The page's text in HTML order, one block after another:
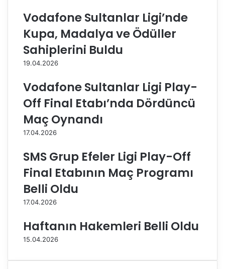
e
y
o
l
a
a
y
r
ı
l
ı
c
i
s
V
ı
B
y
u
r
n
Vodafone Sultanlar Ligi’nde
Kupa, Madalya ve Ödüller
Sahiplerini Buldu
19.04.2026
Vodafone Sultanlar Ligi Play-
Off Final Etabı’nda Dördüncü
Maç Oynandı
17.04.2026
SMS Grup Efeler Ligi Play-Off
Final Etabının Maç Programı
Belli Oldu
17.04.2026
Haftanın Hakemleri Belli Oldu
15.04.2026